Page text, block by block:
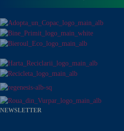
NEWSLETTER